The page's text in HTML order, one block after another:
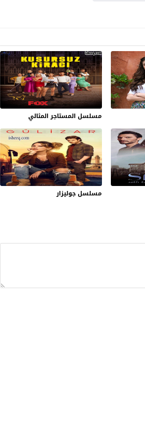
مسلسل المستاجر المثالي
مسلسل جوليزار